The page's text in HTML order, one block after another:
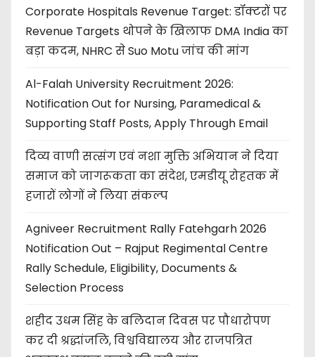
Corporate Hospitals Revenue Target: डॉक्टरों पर
Revenue Targets थोपने के खिलाफ DMA India का
बड़ा कदम, NHRC से Suo Motu जांच की मांग
Al-Falah University Recruitment 2026:
Notification Out for Nursing, Paramedical &
Supporting Staff Posts, Apply Through Email
दिव्य वाणी सत्संग एवं नशा मुक्ति अभियान ने दिया
समाज को जागरूकता का संदेश, एमडीयू रोहतक में
हजारों लोगों ने लिया संकल्प
Agniveer Recruitment Rally Fatehgarh 2026
Notification Out – Rajput Regimental Centre
Rally Schedule, Eligibility, Documents &
Selection Process
शहीद उधम सिंह के बलिदान दिवस पर पौधारोपण
कर दी श्रद्धांजलि, विश्वविद्यालय और राजपत्रित